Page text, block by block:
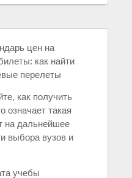
цен на
как найти
перелеты
как получить
означает такая
на дальнейшее
выбора вузов и
учебы